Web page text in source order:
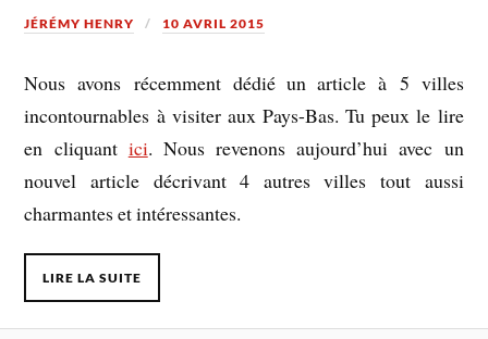
JÉRÉMY HENRY 10 AVRIL 2015
Nous avons récemment dédié un article à 5 villes
incontournables à visiter aux Pays-Bas. Tu peux le lire
en cliquant ici. Nous revenons aujourd’hui avec un
nouvel article décrivant 4 autres villes tout aussi
charmantes et intéressantes.
LIRE LA SUITE